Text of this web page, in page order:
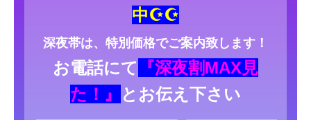
中☪☪
深夜帯は、特別価格でご案内致します！
お電話にて
『深夜割MAX見
た！』
とお伝え下さい